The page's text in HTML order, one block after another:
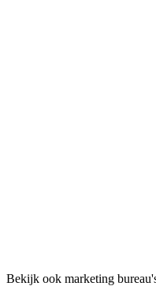
Bekijk ook marketing